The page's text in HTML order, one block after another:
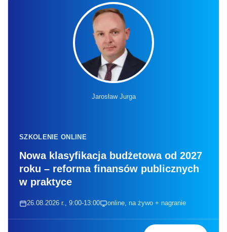
Jarosław Jurga
SZKOLENIE ONLINE
Nowa klasyfikacja budżetowa od 2027
roku – reforma finansów publicznych
w praktyce
26.08.2026 r., 9:00-13:00 online, na żywo + nagranie